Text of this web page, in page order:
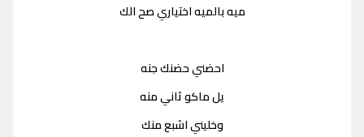
ميه بالميه اختياري صح الك
احضني حضنك جنه
يل ماكو ثاني منه
وخليني اشبع منك